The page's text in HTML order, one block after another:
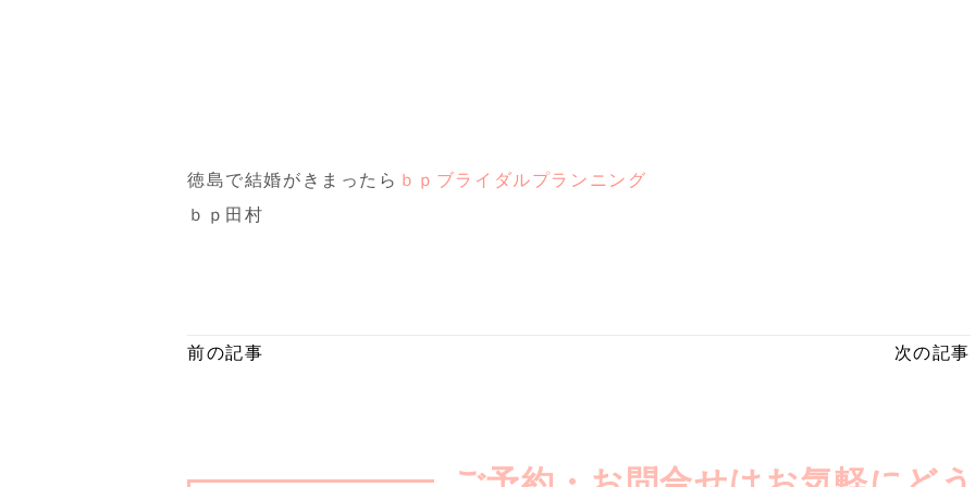
徳島で結婚がきまったら ｂｐブライダルプランニング
ｂｐ田村
前の記事 次の記事